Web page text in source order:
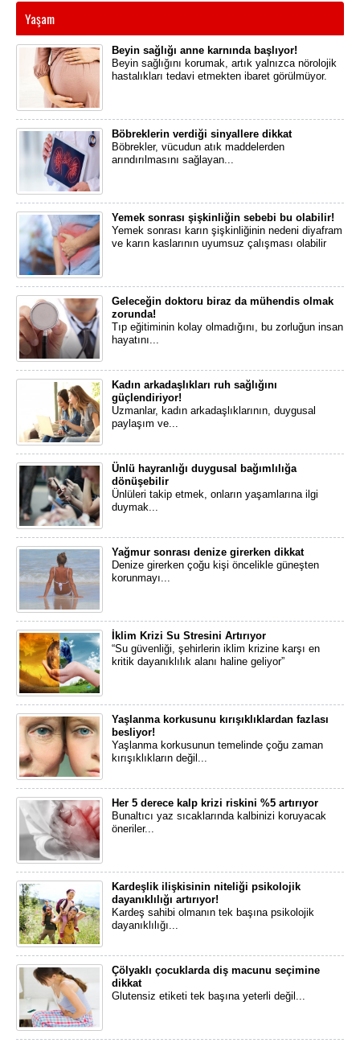
Yaşam
Beyin sağlığı anne karnında başlıyor!
Beyin sağlığını korumak, artık yalnızca nörolojik
hastalıkları tedavi etmekten ibaret görülmüyor.
Böbreklerin verdiği sinyallere dikkat
​Böbrekler, vücudun atık maddelerden
arındırılmasını sağlayan...
Yemek sonrası şişkinliğin sebebi bu olabilir!
Yemek sonrası karın şişkinliğinin nedeni diyafram
ve karın kaslarının uyumsuz çalışması olabilir
Geleceğin doktoru biraz da mühendis olmak
zorunda!
​Tıp eğitiminin kolay olmadığını, bu zorluğun insan
hayatını...
Kadın arkadaşlıkları ruh sağlığını
güçlendiriyor!
​Uzmanlar, kadın arkadaşlıklarının, duygusal
paylaşım ve...
Ünlü hayranlığı duygusal bağımlılığa
dönüşebilir
​Ünlüleri takip etmek, onların yaşamlarına ilgi
duymak...
Yağmur sonrası denize girerken dikkat
Denize girerken çoğu kişi öncelikle güneşten
korunmayı...
İklim Krizi Su Stresini Artırıyor
“Su güvenliği, şehirlerin iklim krizine karşı en
kritik dayanıklılık alanı haline geliyor”
Yaşlanma korkusunu kırışıklıklardan fazlası
besliyor!
Yaşlanma korkusunun temelinde çoğu zaman
kırışıklıkların değil...
Her 5 derece kalp krizi riskini %5 artırıyor
Bunaltıcı yaz sıcaklarında kalbinizi koruyacak
öneriler...
Kardeşlik ilişkisinin niteliği psikolojik
dayanıklılığı artırıyor!
​Kardeş sahibi olmanın tek başına psikolojik
dayanıklılığı...
Çölyaklı çocuklarda diş macunu seçimine
dikkat
Glutensiz etiketi tek başına yeterli değil...